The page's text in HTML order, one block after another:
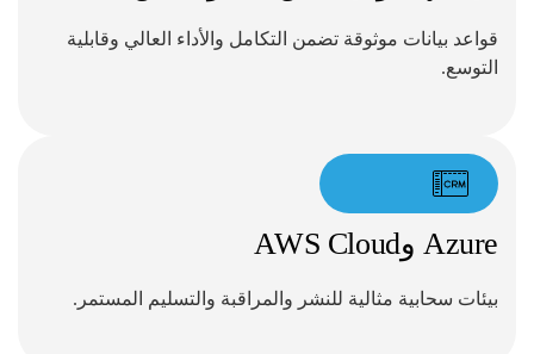
قواعد بيانات موثوقة تضمن التكامل والأداء العالي وقابلية
التوسع.
Azure وAWS Cloud
بيئات سحابية مثالية للنشر والمراقبة والتسليم المستمر.